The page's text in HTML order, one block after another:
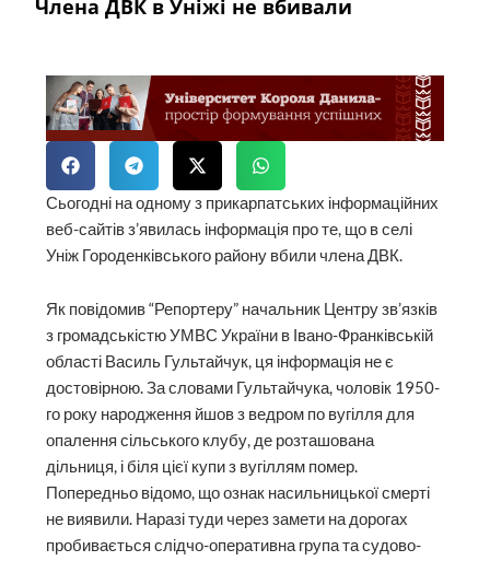
Члена ДВК в Уніжі не вбивали
Сьогодні на одному з прикарпатських інформаційних
веб-сайтів з’явилась інформація про те, що в селі
Уніж Городенківського району вбили члена ДВК.
Як повідомив “Репортеру” начальник Центру зв’язків
з громадськістю УМВС України в Івано-Франківській
області Василь Гультайчук, ця інформація не є
достовірною. За словами Гультайчука, чоловік 1950-
го року народження йшов з ведром по вугілля для
опалення сільського клубу, де розташована
дільниця, і біля цієї купи з вугіллям помер.
Попередньо відомо, що ознак насильницької смерті
не виявили. Наразі туди через замети на дорогах
пробивається слідчо-оперативна група та судово-